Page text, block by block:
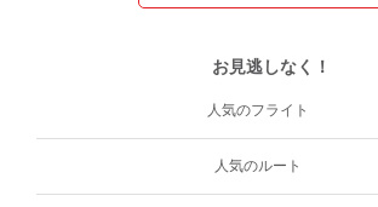
お見逃しなく！
人気のフライト
人気のルート